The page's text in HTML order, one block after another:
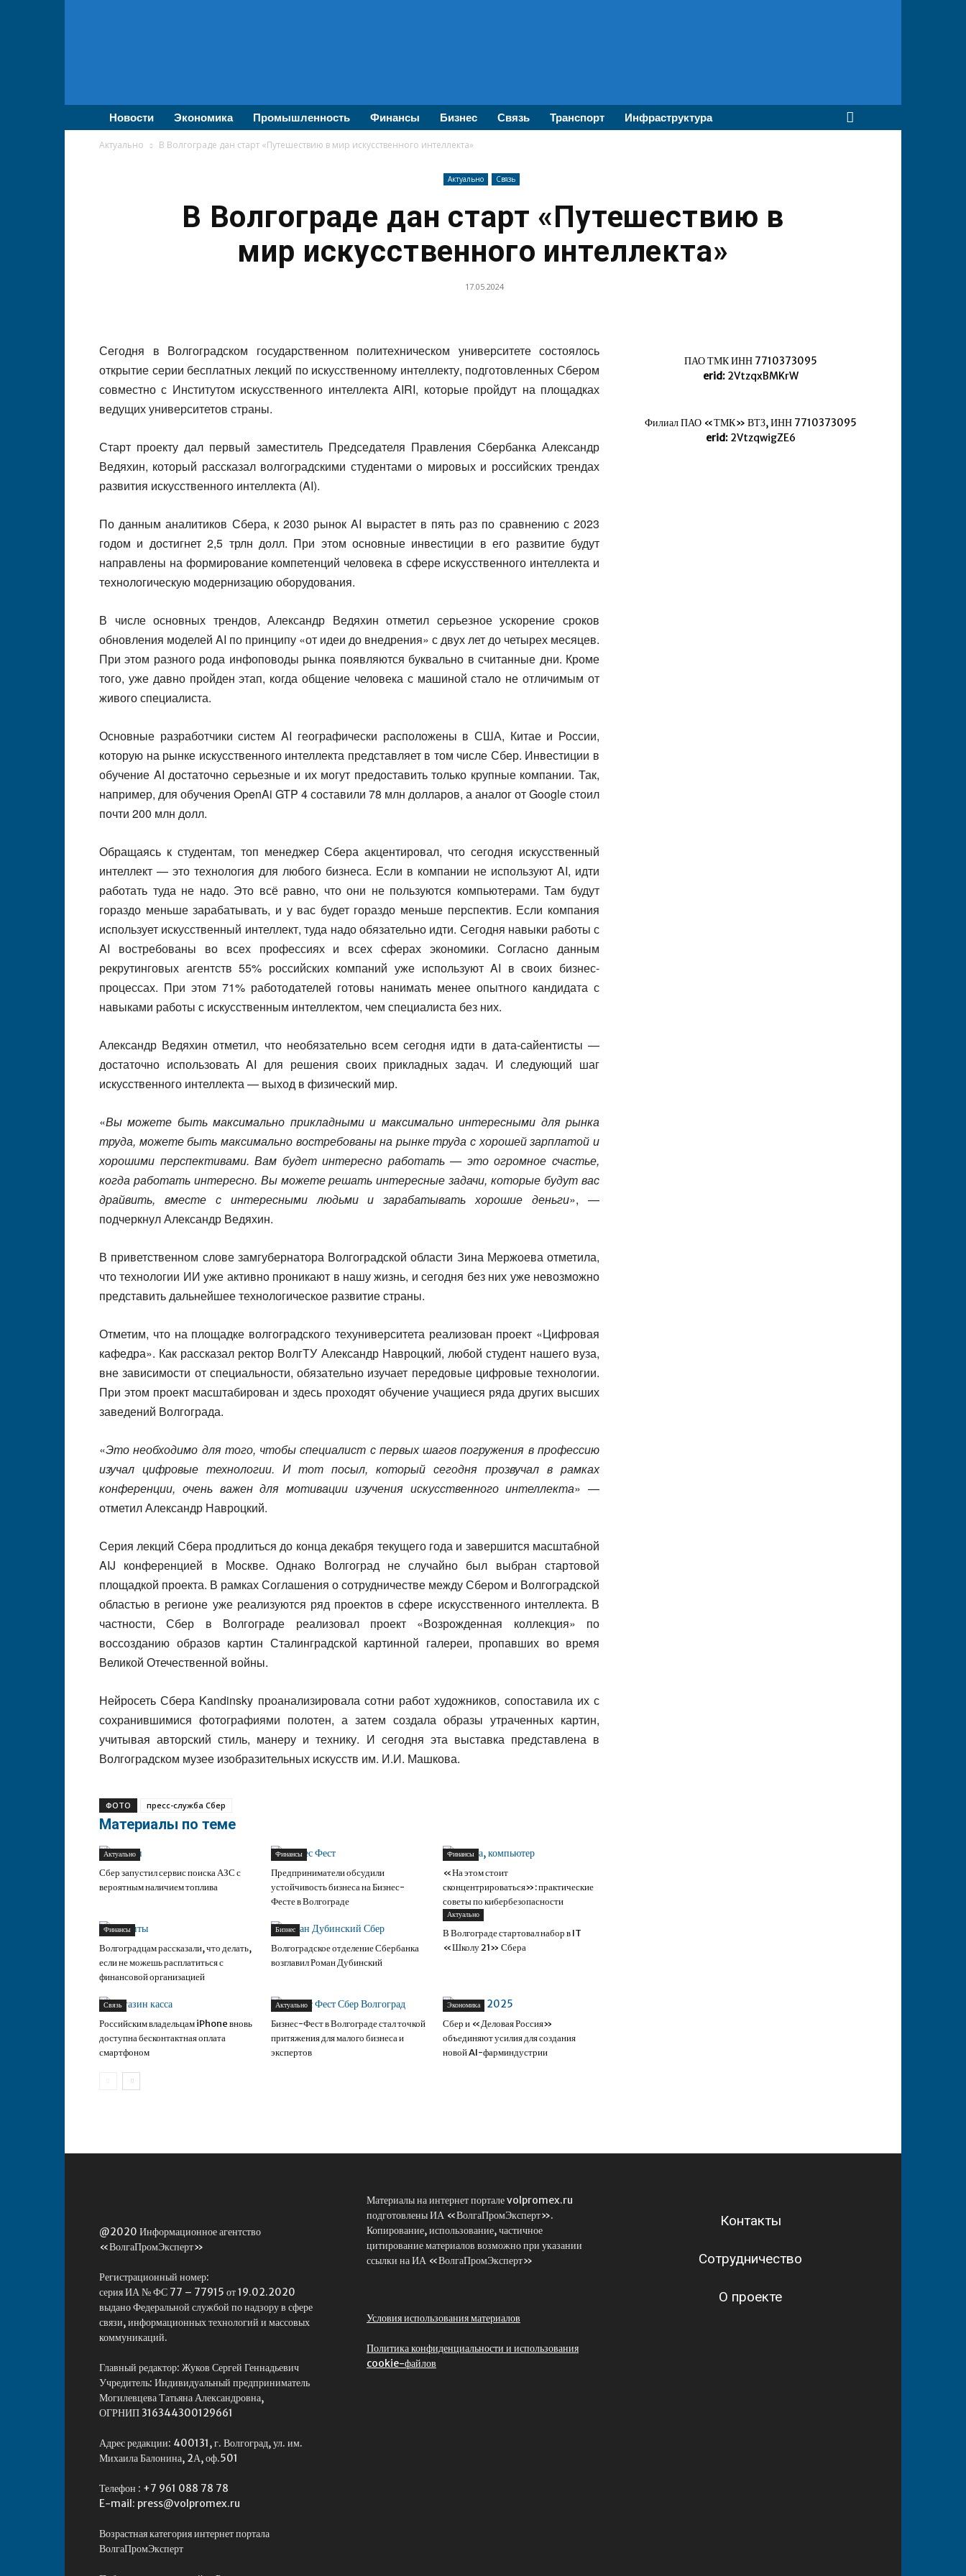
бизнеса
Новости Экономика Промышленность Финансы Бизнес Связь Транспорт Инфраструктура
Актуально В Волгограде дан старт «Путешествию в мир искусственного интеллекта»
Актуально Связь
В Волгограде дан старт «Путешествию в
мир искусственного интеллекта»
17.05.2024
Сегодня в Волгоградском государственном политехническом университете состоялось
открытие серии бесплатных лекций по искусственному интеллекту, подготовленных Сбером
совместно с Институтом искусственного интеллекта AIRI, которые пройдут на площадках
ведущих университетов страны.
Старт проекту дал первый заместитель Председателя Правления Сбербанка Александр
Ведяхин, который рассказал волгоградскими студентами о мировых и российских трендах
развития искусственного интеллекта (AI).
По данным аналитиков Сбера, к 2030 рынок AI вырастет в пять раз по сравнению с 2023
годом и достигнет 2,5 трлн долл. При этом основные инвестиции в его развитие будут
направлены на формирование компетенций человека в сфере искусственного интеллекта и
технологическую модернизацию оборудования.
В числе основных трендов, Александр Ведяхин отметил серьезное ускорение сроков
обновления моделей AI по принципу «от идеи до внедрения» с двух лет до четырех месяцев.
При этом разного рода инфоповоды рынка появляются буквально в считанные дни. Кроме
того, уже давно пройден этап, когда общение человека с машиной стало не отличимым от
живого специалиста.
Основные разработчики систем AI географически расположены в США, Китае и России,
которую на рынке искусственного интеллекта представляет в том числе Сбер. Инвестиции в
обучение AI достаточно серьезные и их могут предоставить только крупные компании. Так,
например, для обучения OpenAi GTP 4 составили 78 млн долларов, а аналог от Google стоил
почти 200 млн долл.
Обращаясь к студентам, топ менеджер Сбера акцентировал, что сегодня искусственный
интеллект — это технология для любого бизнеса. Если в компании не используют AI, идти
работать туда не надо. Это всё равно, что они не пользуются компьютерами. Там будут
гораздо меньше зарабатывать, и у вас будет гораздо меньше перспектив. Если компания
использует искусственный интеллект, туда надо обязательно идти. Сегодня навыки работы с
AI востребованы во всех профессиях и всех сферах экономики. Согласно данным
рекрутинговых агентств 55% российских компаний уже используют AI в своих бизнес-
процессах. При этом 71% работодателей готовы нанимать менее опытного кандидата с
навыками работы с искусственным интеллектом, чем специалиста без них.
Александр Ведяхин отметил, что необязательно всем сегодня идти в дата-сайентисты —
достаточно использовать AI для решения своих прикладных задач. И следующий шаг
искусственного интеллекта — выход в физический мир.
«Вы можете быть максимально прикладными и максимально интересными для рынка
труда, можете быть максимально востребованы на рынке труда с хорошей зарплатой и
хорошими перспективами. Вам будет интересно работать — это огромное счастье,
когда работать интересно. Вы можете решать интересные задачи, которые будут вас
драйвить, вместе с интересными людьми и зарабатывать хорошие деньги», —
подчеркнул Александр Ведяхин.
В приветственном слове замгубернатора Волгоградской области Зина Мержоева отметила,
что технологии ИИ уже активно проникают в нашу жизнь, и сегодня без них уже невозможно
представить дальнейшее технологическое развитие страны.
Отметим, что на площадке волгоградского техуниверситета реализован проект «Цифровая
кафедра». Как рассказал ректор ВолгТУ Александр Навроцкий, любой студент нашего вуза,
вне зависимости от специальности, обязательно изучает передовые цифровые технологии.
При этом проект масштабирован и здесь проходят обучение учащиеся ряда других высших
заведений Волгограда.
«Это необходимо для того, чтобы специалист с первых шагов погружения в профессию
изучал цифровые технологии. И тот посыл, который сегодня прозвучал в рамках
конференции, очень важен для мотивации изучения искусственного интеллекта» —
отметил Александр Навроцкий.
Серия лекций Сбера продлиться до конца декабря текущего года и завершится масштабной
AIJ конференцией в Москве. Однако Волгоград не случайно был выбран стартовой
площадкой проекта. В рамках Соглашения о сотрудничестве между Сбером и Волгоградской
областью в регионе уже реализуются ряд проектов в сфере искусственного интеллекта. В
частности, Сбер в Волгограде реализовал проект «Возрожденная коллекция» по
воссозданию образов картин Сталинградской картинной галереи, пропавших во время
Великой Отечественной войны.
Нейросеть Сбера Kandinsky проанализировала сотни работ художников, сопоставила их с
сохранившимися фотографиями полотен, а затем создала образы утраченных картин,
учитывая авторский стиль, манеру и технику. И сегодня эта выставка представлена в
Волгоградском музее изобразительных искусств им. И.И. Машкова.
ФОТО пресс-служба Сбер
Материалы по теме
Актуально
Сбер запустил сервис поиска АЗС с
вероятным наличием топлива
Финансы
Предприниматели обсудили
устойчивость бизнеса на Бизнес-
Фесте в Волгограде
Финансы
«На этом стоит
сконцентрироваться»: практические
советы по кибербезопасности
Финансы
Волгоградцам рассказали, что делать,
если не можешь расплатиться с
финансовой организацией
Бизнес
Волгоградское отделение Сбербанка
возглавил Роман Дубинский
Актуально
В Волгограде стартовал набор в IT
«Школу 21» Сбера
Связь
Российским владельцам iPhone вновь
доступна бесконтактная оплата
смартфоном
Актуально
Бизнес-Фест в Волгограде стал точкой
притяжения для малого бизнеса и
экспертов
Экономика
Сбер и «Деловая Россия»
объединяют усилия для создания
новой AI-фарминдустрии
ПАО ТМК ИНН 7710373095
erid:2VtzqxBMKrW
Филиал ПАО «ТМК» ВТЗ, ИНН 7710373095
erid:2VtzqwigZE6
@2020 Информационное агентство
«ВолгаПромЭксперт»
Регистрационный номер:
серия ИА № ФС 77 – 77915 от 19.02.2020
выдано Федеральной службой по надзору в сфере
связи, информационных технологий и массовых
коммуникаций.
Главный редактор: Жуков Сергей Геннадьевич
Учредитель: Индивидуальный предприниматель
Могилевцева Татьяна Александровна,
ОГРНИП 316344300129661
Адрес редакции: 400131, г. Волгоград, ул. им.
Михаила Балонина, 2А, оф.501
Телефон : +7 961 088 78 78
E-mail: press@volpromex.ru
Возрастная категория интернет портала
ВолгаПромЭксперт
Материалы на интернет портале volpromex.ru
подготовлены ИА «ВолгаПромЭксперт».
Копирование, использование, частичное
цитирование материалов возможно при указании
ссылки на ИА «ВолгаПромЭксперт»
Условия использования материалов
Политика конфиденциальности и использования
cookie-файлов
Контакты
Сотрудничество
О проекте